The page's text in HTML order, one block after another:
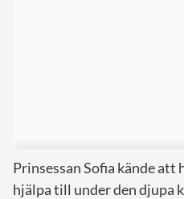
Prinsessan Sofia kände att
hjälpa till under den djupa